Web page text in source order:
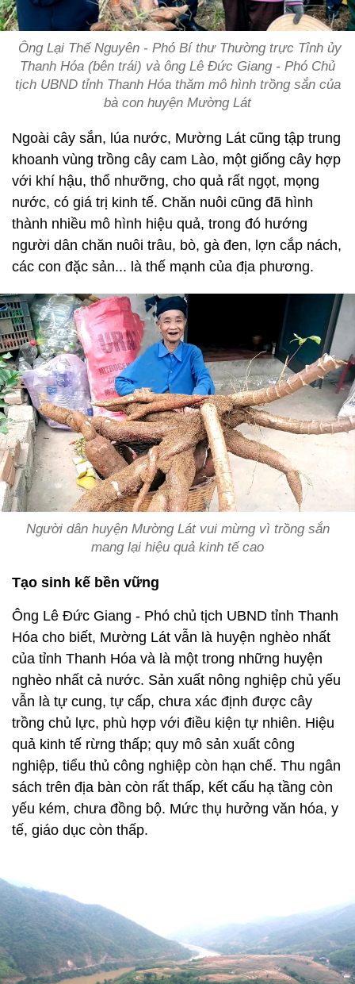
Ông Lại Thế Nguyên - Phó Bí thư Thường trực Tỉnh ủy
Thanh Hóa (bên trái) và ông Lê Đức Giang - Phó Chủ
tịch UBND tỉnh Thanh Hóa thăm mô hình trồng sắn của
bà con huyện Mường Lát
Ngoài cây sắn, lúa nước, Mường Lát cũng tập trung
khoanh vùng trồng cây cam Lào, một giống cây hợp
với khí hậu, thổ nhưỡng, cho quả rất ngọt, mọng
nước, có giá trị kinh tế. Chăn nuôi cũng đã hình
thành nhiều mô hình hiệu quả, trong đó hướng
người dân chăn nuôi trâu, bò, gà đen, lợn cắp nách,
các con đặc sản... là thế mạnh của địa phương.
Người dân huyện Mường Lát vui mừng vì trồng sắn
mang lại hiệu quả kinh tế cao
Tạo sinh kế bền vững
Ông Lê Đức Giang - Phó chủ tịch UBND tỉnh Thanh
Hóa cho biết, Mường Lát vẫn là huyện nghèo nhất
của tỉnh Thanh Hóa và là một trong những huyện
nghèo nhất cả nước. Sản xuất nông nghiệp chủ yếu
vẫn là tự cung, tự cấp, chưa xác định được cây
trồng chủ lực, phù hợp với điều kiện tự nhiên. Hiệu
quả kinh tế rừng thấp; quy mô sản xuất công
nghiệp, tiểu thủ công nghiệp còn hạn chế. Thu ngân
sách trên địa bàn còn rất thấp, kết cấu hạ tầng còn
yếu kém, chưa đồng bộ. Mức thụ hưởng văn hóa, y
tế, giáo dục còn thấp.